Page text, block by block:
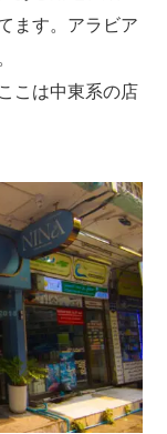
ます。アラビア
こは中東系の店